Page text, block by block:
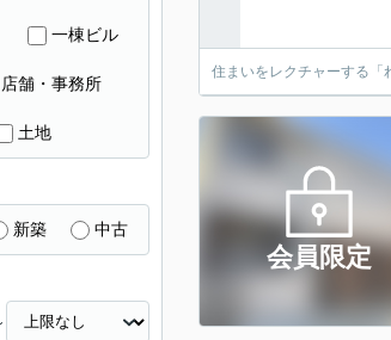
住まいをレクチャーする「
会員限定
一棟ビル
店舗・事務所
土地
新築 中古